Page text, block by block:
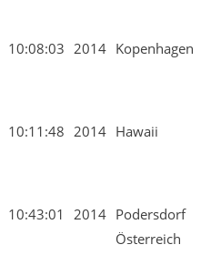
10:08:03 2014 Kopenhagen
10:11:48 2014 Hawaii
10:43:01 2014 Podersdorf
Österreich